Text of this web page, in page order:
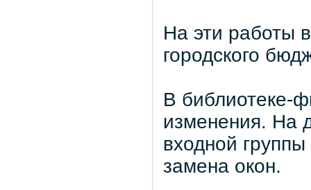
На эти работы
городского
В библиотеке-
изменения. На
входной
замена окон.